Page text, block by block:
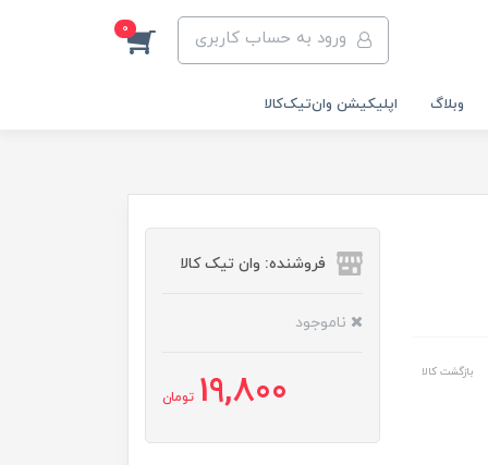
ورود به حساب کاربری 0
وبلاگ اپلیکیشن وان‌تیک‌کالا‌
بازگشت کالا
فروشنده: وان تیک کالا
ناموجود
19,800 تومان